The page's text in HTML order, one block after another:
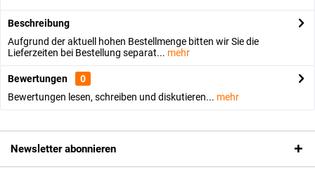
Beschreibung
Aufgrund der aktuell hohen Bestellmenge bitten wir Sie die
Lieferzeiten bei Bestellung separat... mehr
Bewertungen
0
Bewertungen lesen, schreiben und diskutieren... mehr
Newsletter abonnieren